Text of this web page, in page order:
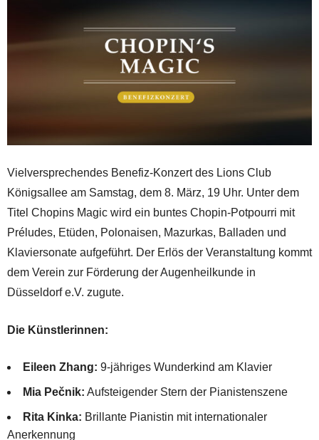
Vielversprechendes Benefiz-Konzert des Lions Club
Königsallee am Samstag, dem 8. März, 19 Uhr. Unter dem
Titel Chopins Magic wird ein buntes Chopin-Potpourri mit
Préludes, Etüden, Polonaisen, Mazurkas, Balladen und
Klaviersonate aufgeführt. Der Erlös der Veranstaltung kommt
dem Verein zur Förderung der Augenheilkunde in
Düsseldorf e.V. zugute.
Die Künstlerinnen:
Eileen Zhang: 9-jähriges Wunderkind am Klavier
Mia Pečnik: Aufsteigender Stern der Pianistenszene
Rita Kinka: Brillante Pianistin mit internationaler
Anerkennung